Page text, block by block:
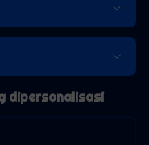
dipersonalisasi